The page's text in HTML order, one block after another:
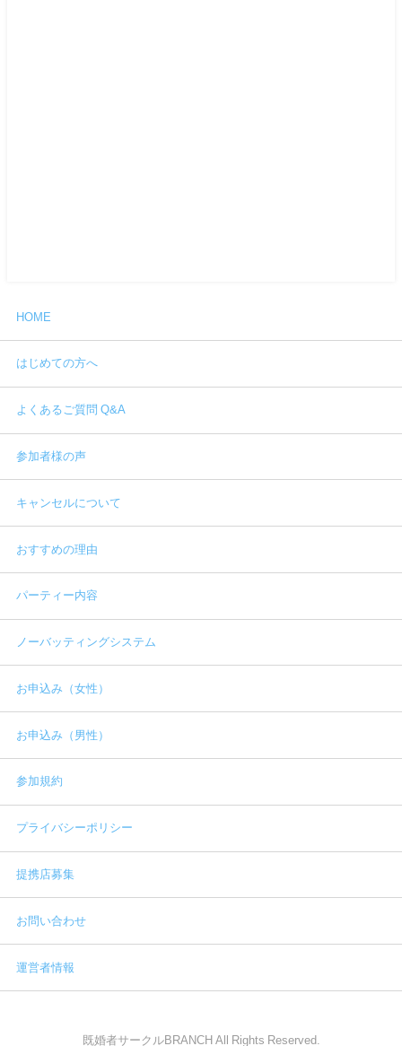
HOME
はじめての方へ
よくあるご質問 Q&A
参加者様の声
キャンセルについて
おすすめの理由
パーティー内容
ノーバッティングシステム
お申込み（女性）
お申込み（男性）
参加規約
プライバシーポリシー
提携店募集
お問い合わせ
運営者情報
既婚者サークルBRANCH All Rights Reserved.